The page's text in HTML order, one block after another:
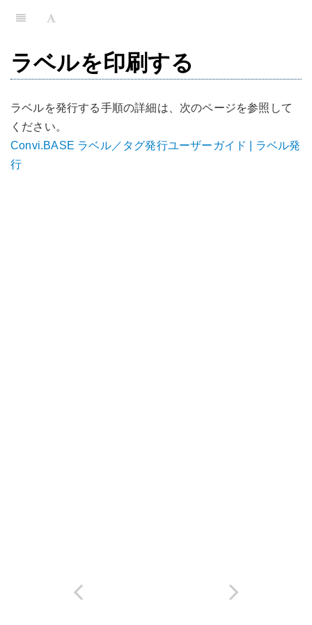
ラベルを印刷する
ラベルを発行する手順の詳細は、次のページを参照して
ください。
Convi.BASE ラベル／タグ発行ユーザーガイド | ラベル発
行